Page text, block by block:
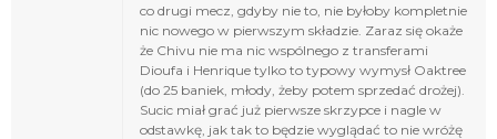
co drugi mecz, gdyby nie to, nie byłoby kompletnie
nic nowego w pierwszym składzie. Zaraz się okaże
że Chivu nie ma nic wspólnego z transferami
Dioufa i Henrique tylko to typowy wymysł Oaktree
(do 25 baniek, młody, żeby potem sprzedać drożej).
Sucic miał grać już pierwsze skrzypce i nagle w
odstawkę, jak tak to będzie wyglądać to nie wróżę